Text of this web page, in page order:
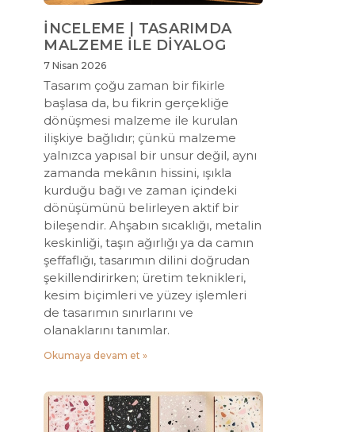
İNCELEME | TASARIMDA
MALZEME İLE DİYALOG
7 Nisan 2026
Tasarım çoğu zaman bir fikirle
başlasa da, bu fikrin gerçekliğe
dönüşmesi malzeme ile kurulan
ilişkiye bağlıdır; çünkü malzeme
yalnızca yapısal bir unsur değil, aynı
zamanda mekânın hissini, ışıkla
kurduğu bağı ve zaman içindeki
dönüşümünü belirleyen aktif bir
bileşendir. Ahşabın sıcaklığı, metalin
keskinliği, taşın ağırlığı ya da camın
şeffaflığı, tasarımın dilini doğrudan
şekillendirirken; üretim teknikleri,
kesim biçimleri ve yüzey işlemleri
de tasarımın sınırlarını ve
olanaklarını tanımlar.
Okumaya devam et »